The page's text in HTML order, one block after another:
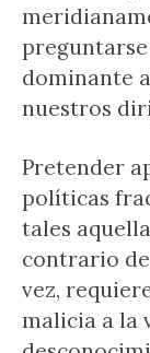
preguntarse
dominante
nuestros
Pretender
políticas
tales
contrario
vez,
malicia a la